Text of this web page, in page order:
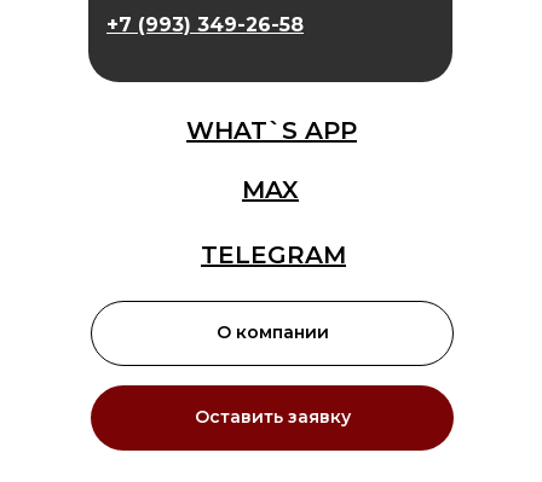
Оставить заявку
О компании
MAX
TELEGRAM
WHAT`S APP
+7 (993) 349-26-58